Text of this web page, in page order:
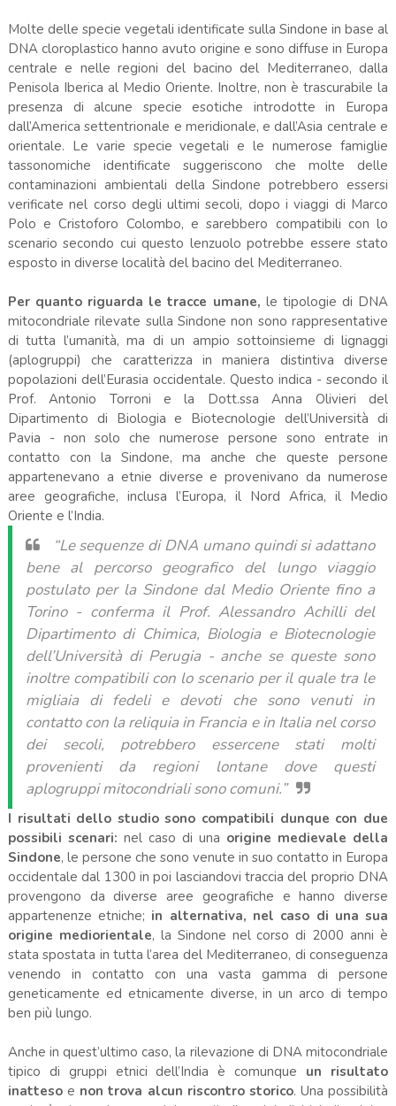
Molte delle specie vegetali identificate sulla Sindone in base al
DNA cloroplastico hanno avuto origine e sono diffuse in Europa
centrale e nelle regioni del bacino del Mediterraneo, dalla
Penisola Iberica al Medio Oriente. Inoltre, non è trascurabile la
presenza di alcune specie esotiche introdotte in Europa
dall’America settentrionale e meridionale, e dall’Asia centrale e
orientale. Le varie specie vegetali e le numerose famiglie
tassonomiche identificate suggeriscono che molte delle
contaminazioni ambientali della Sindone potrebbero essersi
verificate nel corso degli ultimi secoli, dopo i viaggi di Marco
Polo e Cristoforo Colombo, e sarebbero compatibili con lo
scenario secondo cui questo lenzuolo potrebbe essere stato
esposto in diverse località del bacino del Mediterraneo.
Per quanto riguarda le tracce umane, le tipologie di DNA
mitocondriale rilevate sulla Sindone non sono rappresentative
di tutta l’umanità, ma di un ampio sottoinsieme di lignaggi
(aplogruppi) che caratterizza in maniera distintiva diverse
popolazioni dell’Eurasia occidentale. Questo indica - secondo il
Prof. Antonio Torroni e la Dott.ssa Anna Olivieri del
Dipartimento di Biologia e Biotecnologie dell’Università di
Pavia - non solo che numerose persone sono entrate in
contatto con la Sindone, ma anche che queste persone
appartenevano a etnie diverse e provenivano da numerose
aree geografiche, inclusa l’Europa, il Nord Africa, il Medio
Oriente e l’India.
“Le sequenze di DNA umano quindi si adattano
bene al percorso geografico del lungo viaggio
postulato per la Sindone dal Medio Oriente fino a
Torino - conferma il Prof. Alessandro Achilli del
Dipartimento di Chimica, Biologia e Biotecnologie
dell’Università di Perugia - anche se queste sono
inoltre compatibili con lo scenario per il quale tra le
migliaia di fedeli e devoti che sono venuti in
contatto con la reliquia in Francia e in Italia nel corso
dei secoli, potrebbero essercene stati molti
provenienti da regioni lontane dove questi
aplogruppi mitocondriali sono comuni.”
I risultati dello studio sono compatibili dunque con due
possibili scenari: nel caso di una origine medievale della
Sindone, le persone che sono venute in suo contatto in Europa
occidentale dal 1300 in poi lasciandovi traccia del proprio DNA
provengono da diverse aree geografiche e hanno diverse
appartenenze etniche; in alternativa, nel caso di una sua
origine mediorientale, la Sindone nel corso di 2000 anni è
stata spostata in tutta l’area del Mediterraneo, di conseguenza
venendo in contatto con una vasta gamma di persone
geneticamente ed etnicamente diverse, in un arco di tempo
ben più lungo.
Anche in quest’ultimo caso, la rilevazione di DNA mitocondriale
tipico di gruppi etnici dell’India è comunque un risultato
inattesoe non trova alcun riscontro storico. Una possibilità